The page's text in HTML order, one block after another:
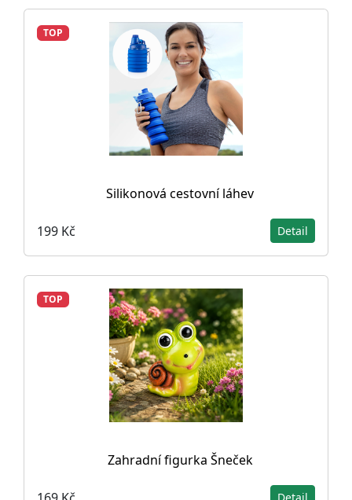
TOP
Silikonová cestovní láhev
199 Kč Detail
TOP
Zahradní figurka Šneček